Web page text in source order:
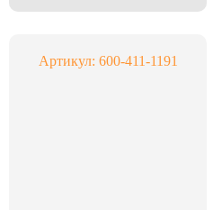
Артикул: 600-411-1191